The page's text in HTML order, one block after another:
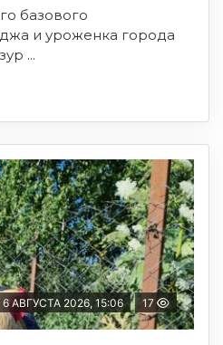
базового
и уроженка города
...
6 АВГУСТА 2026, 15:06 17